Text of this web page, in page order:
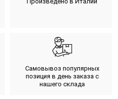
Самовывоз популярных
позиция в день заказа с
нашего склада